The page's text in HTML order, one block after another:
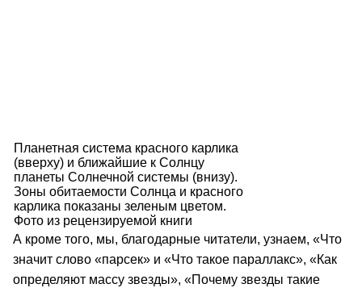
Планетная система красного карлика
(вверху) и ближайшие к Солнцу
планеты Солнечной системы (внизу).
Зоны обитаемости Солнца и красного
карлика показаны зеленым цветом.
Фото из рецензируемой книги
А кроме того, мы, благодарные читатели, узнаем, «Что
значит слово «парсек» и «Что такое параллакс», «Как
определяют массу звезды», «Почему звезды такие